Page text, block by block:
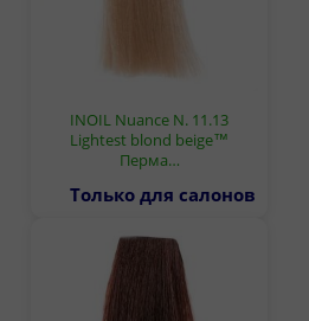
INOIL Nuance N. 11.13
Lightest blond beige™
Перма…
Только для салонов